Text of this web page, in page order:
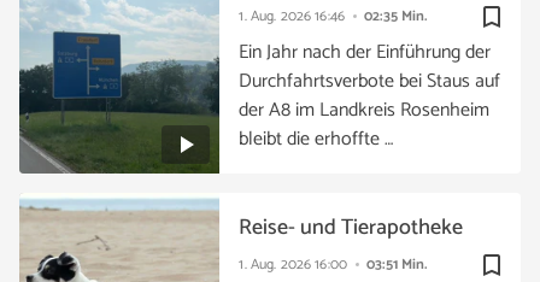
bookmark_border
1. Aug. 202616:46 02:35 Min.
Ein Jahr nach der Einführung der
Durchfahrtsverbote bei Staus auf
der A8 im Landkreis Rosenheim
bleibt die erhoffte …
bookmark_border
1. Aug. 202616:00 03:51 Min.
Reise- und Tierapotheke